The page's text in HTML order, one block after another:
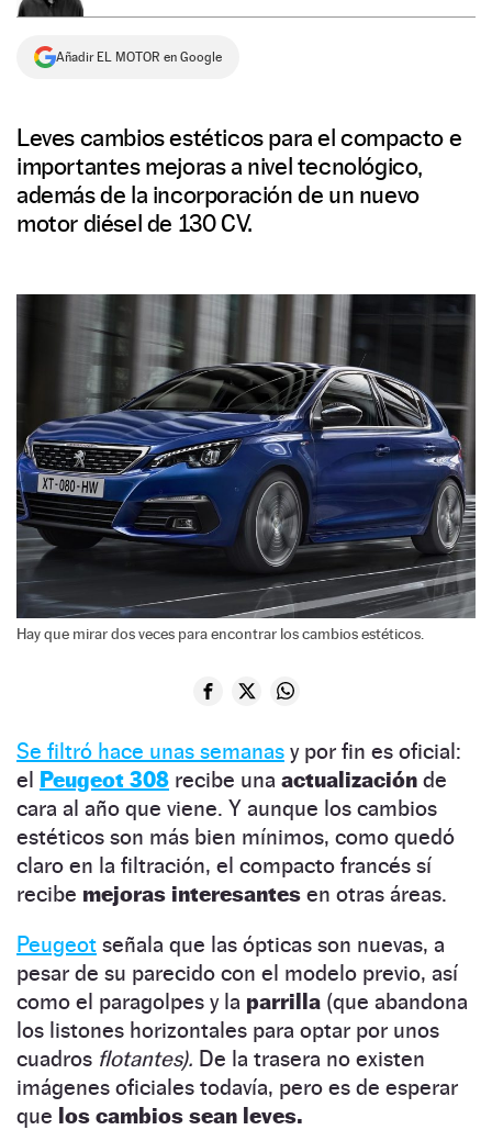
Añadir EL MOTOR en Google
Leves cambios estéticos para el compacto e
importantes mejoras a nivel tecnológico,
además de la incorporación de un nuevo
motor diésel de 130 CV.
Hay que mirar dos veces para encontrar los cambios estéticos.
Se filtró hace unas semanas y por fin es oficial:
el Peugeot 308 recibe una actualización de
cara al año que viene. Y aunque los cambios
estéticos son más bien mínimos, como quedó
claro en la filtración, el compacto francés sí
recibe mejoras interesantes en otras áreas.
Peugeot señala que las ópticas son nuevas, a
pesar de su parecido con el modelo previo, así
como el paragolpes y la parrilla (que abandona
los listones horizontales para optar por unos
cuadros flotantes). De la trasera no existen
imágenes oficiales todavía, pero es de esperar
que los cambios sean leves.